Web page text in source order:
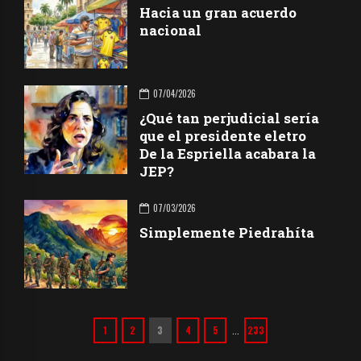
Hacia un gran acuerdo
nacional
07/04/2026
¿Qué tan perjudicial sería
que el presidente eletro
De la Espriella acabara la
JEP?
07/03/2026
Simplemente Piedrahíta
1 2 3 4 5 233